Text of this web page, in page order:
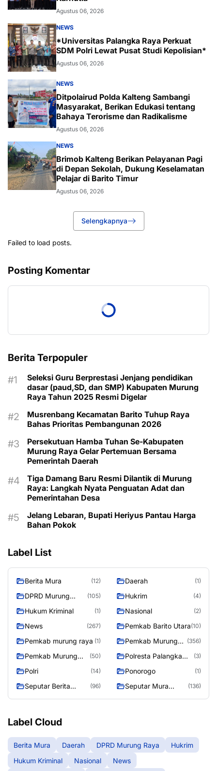
Agustus 06, 2026
NEWS
*Universitas Palangka Raya Perkuat
SDM Polri Lewat Pusat Studi Kepolisian*
Agustus 06, 2026
NEWS
Ditpolairud Polda Kalteng Sambangi
Masyarakat, Berikan Edukasi tentang
Bahaya Terorisme dan Radikalisme
Agustus 06, 2026
NEWS
Brimob Kalteng Berikan Pelayanan Pagi
di Depan Sekolah, Dukung Keselamatan
Pelajar di Barito Timur
Agustus 06, 2026
Selengkapnya
Failed to load posts.
Posting Komentar
Berita Terpopuler
Seleksi Guru Berprestasi Jenjang pendidikan
dasar (paud,SD, dan SMP) Kabupaten Murung
Raya Tahun 2025 Resmi Digelar
Musrenbang Kecamatan Barito Tuhup Raya
Bahas Prioritas Pembangunan 2026
Persekutuan Hamba Tuhan Se-Kabupaten
Murung Raya Gelar Pertemuan Bersama
Pemerintah Daerah
Tiga Damang Baru Resmi Dilantik di Murung
Raya: Langkah Nyata Penguatan Adat dan
Pemerintahan Desa
Jelang Lebaran, Bupati Heriyus Pantau Harga
Bahan Pokok
Label List
Berita Mura (12) Daerah (1)
DPRD Murung
(105) Hukrim (4)
Hukum Kriminal (1) Nasional (2)
News (267) Pemkab Barito Utara(10)
Pemkab murung raya (1)
Pemkab Murung
(356)
Pemkab Murung
(50)
Polresta Palangka
(3)
Polri (14) Ponorogo (1)
Seputar Berita
(96)
Seputar Mura
(136)
Label Cloud
Berita Mura Daerah DPRD Murung Raya
Hukrim
Hukum Kriminal
Nasional
News